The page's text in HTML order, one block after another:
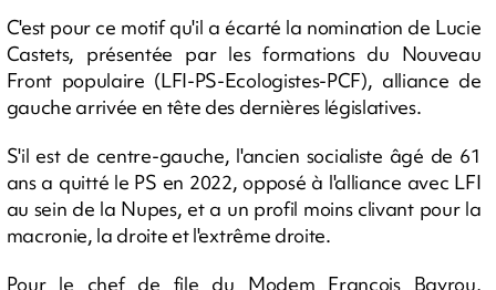
C'est pour ce motif qu'il a écarté la nomination de Lucie
Castets, présentée par les formations du Nouveau
Front populaire (LFI-PS-Ecologistes-PCF), alliance de
gauche arrivée en tête des dernières législatives.
S'il est de centre-gauche, l'ancien socialiste âgé de 61
ans a quitté le PS en 2022, opposé à l'alliance avec LFI
au sein de la Nupes, et a un profil moins clivant pour la
macronie, la droite et l'extrême droite.
Pour le chef de file du Modem François Bayrou,